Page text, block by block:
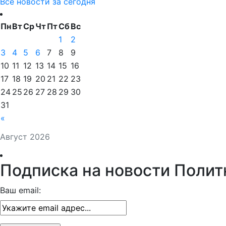
Август 2026
ПнВтСрЧтПтСбВс
«
1
2
3
4 5 6 7 8
9
10 11 12 13 14 15 16
17 18 19 20 21 22 23
24 25 26 27 28 29 30
31
Подписка на новости
Ваш email: